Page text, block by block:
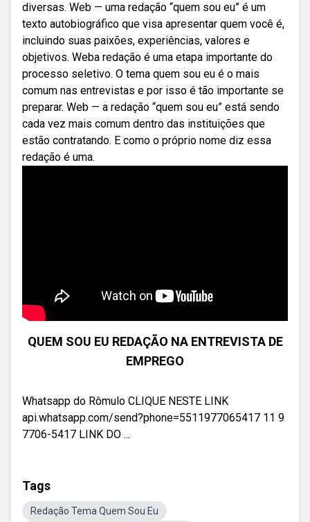
diversas. Web — uma redação “quem sou eu” é um
texto autobiográfico que visa apresentar quem você é,
incluindo suas paixões, experiências, valores e
objetivos. Weba redação é uma etapa importante do
processo seletivo. O tema quem sou eu é o mais
comum nas entrevistas e por isso é tão importante se
preparar. Web — a redação “quem sou eu” está sendo
cada vez mais comum dentro das instituições que
estão contratando. E como o próprio nome diz essa
redação é uma.
QUEM SOU EU REDAÇÃO NA ENTREVISTA DE
EMPREGO
Whatsapp do Rômulo CLIQUE NESTE LINK
api.whatsapp.com/send?phone=5511977065417 11 9
7706-5417 LINK DO ...
Tags
Redação Tema Quem Sou Eu